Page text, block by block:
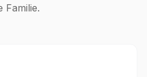
Familie.